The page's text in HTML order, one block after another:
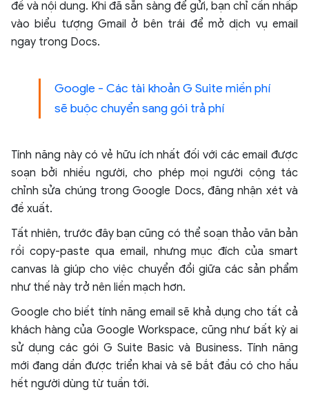
đề và nội dung. Khi đã sẵn sàng để gửi, bạn chỉ cần nhấp
vào biểu tượng Gmail ở bên trái để mở dịch vụ email
ngay trong Docs.
Google - Các tài khoản G Suite miền phí
sẽ buộc chuyển sang gói trả phí
Tính năng này có vẻ hữu ích nhất đối với các email được
soạn bởi nhiều người, cho phép mọi người cộng tác
chỉnh sửa chúng trong Google Docs, đăng nhận xét và
đề xuất.
Tất nhiên, trước đây bạn cũng có thể soạn thảo văn bản
rồi copy-paste qua email, nhưng mục đích của smart
canvas là giúp cho việc chuyển đổi giữa các sản phẩm
như thế này trở nên liền mạch hơn.
Google cho biết tính năng email sẽ khả dụng cho tất cả
khách hàng của Google Workspace, cũng như bất kỳ ai
sử dụng các gói G Suite Basic và Business. Tính năng
mới đang dần được triển khai và sẽ bắt đầu có cho hầu
hết người dùng từ tuần tới.